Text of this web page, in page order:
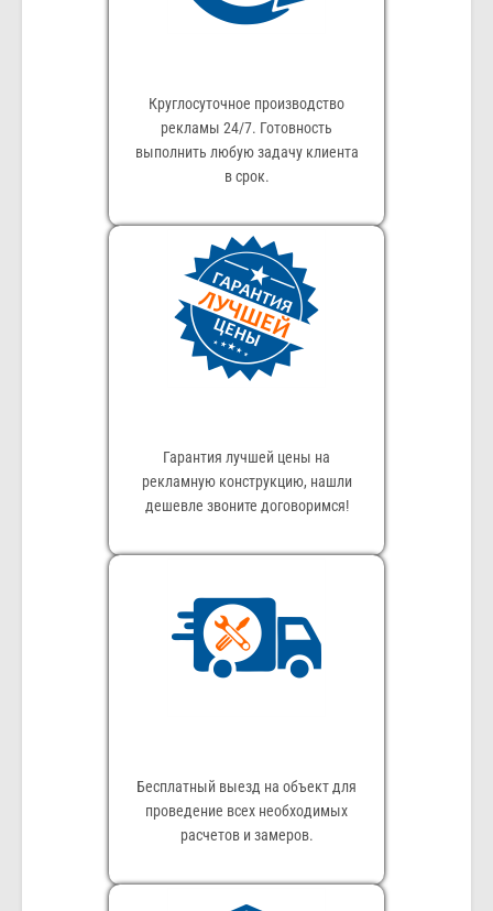
Круглосуточное производство
рекламы 24/7. Готовность
выполнить любую задачу клиента
в срок.
Гарантия лучшей цены на
рекламную конструкцию, нашли
дешевле звоните договоримся!
Бесплатный выезд на объект для
проведение всех необходимых
расчетов и замеров.